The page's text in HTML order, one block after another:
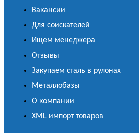
Вакансии
Для соискателей
Ищем менеджера
Отзывы
Закупаем сталь в рулонах
Металлобазы
О компании
XML импорт товаров